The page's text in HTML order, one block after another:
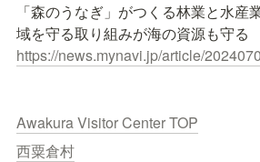
「森のうなぎ」がつくる林業と水産
https://news.mynavi.jp/article/
Awakura Visitor Center TOP
西粟倉村